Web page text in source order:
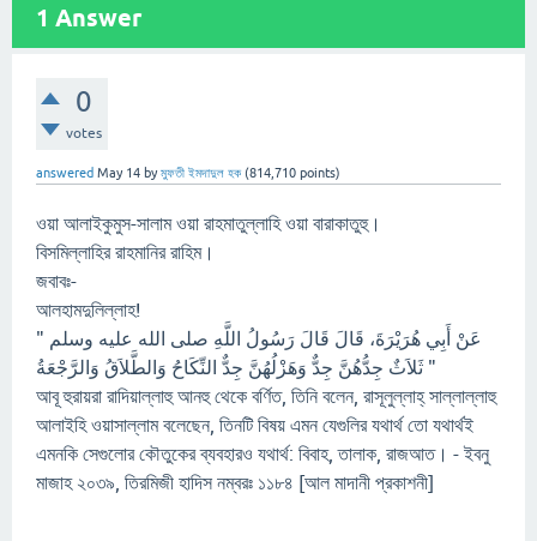
1 Answer
0
votes
answered May 14 byমুফতী ইমদাদুল হক (814,710 points)
ওয়া আলাইকুমুস-সালাম ওয়া রাহমাতুল্লাহি ওয়া বারাকাতুহু।
বিসমিল্লাহির রাহমানির রাহিম।
জবাবঃ-
আলহামদুলিল্লাহ!
عَنْ أَبِي هُرَيْرَةَ، قَالَ قَالَ رَسُولُ اللَّهِ صلى الله عليه وسلم "
ثَلاَثٌ جِدُّهُنَّ جِدٌّ وَهَزْلُهُنَّ جِدٌّ النِّكَاحُ وَالطَّلاَقُ وَالرَّجْعَةُ "
আবূ হুরায়রা রাদিয়াল্লাহু আনহু থেকে বর্ণিত, তিনি বলেন, রাসূলুল্লাহ্ সাল্লাল্লাহু
আলাইহি ওয়াসাল্লাম বলেছেন, তিনটি বিষয় এমন যেগুলির যথার্থ তো যথার্থই
এমনকি সেগুলোর কৌতুকের ব্যবহারও যথার্থ: বিবাহ, তালাক, রাজআত। - ইবনু
মাজাহ ২০৩৯, তিরমিজী হাদিস নম্বরঃ ১১৮৪ [আল মাদানী প্রকাশনী]